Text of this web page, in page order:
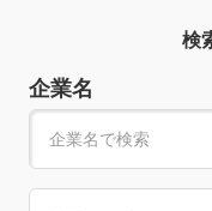
検
企業名